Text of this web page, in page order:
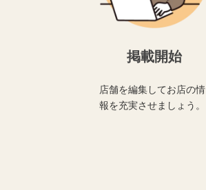
掲載開始
店舗を編集してお店の情
報を充実させましょう。